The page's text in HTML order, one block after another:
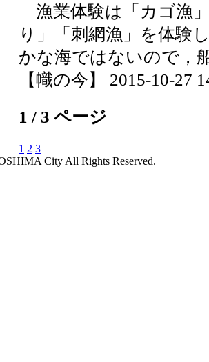
漁業体験は「カゴ漁
り」「刺網漁」を体験
かな海ではないので，
【幟の今】 2015-10-27
1 / 3 ページ
1 2 3
City All Rights Reserved.